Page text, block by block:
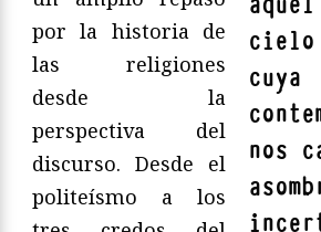
cuya
nos
por la historia de
las religiones
desde la
perspectiva del
discurso. Desde el
politeísmo a los